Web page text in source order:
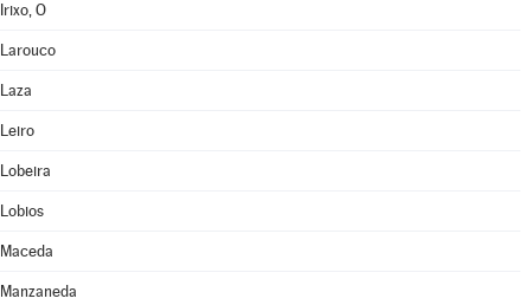
Irixo, O
Larouco
Laza
Leiro
Lobeira
Lobios
Maceda
Manzaneda